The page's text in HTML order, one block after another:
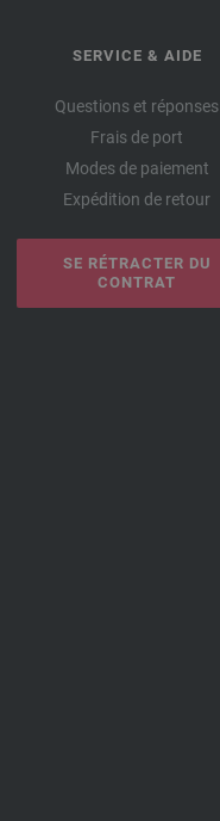
SERVICE & AIDE
Questions et réponses
Frais de port
Modes de paiement
Expédition de retour
SE RÉTRACTER DU
CONTRAT